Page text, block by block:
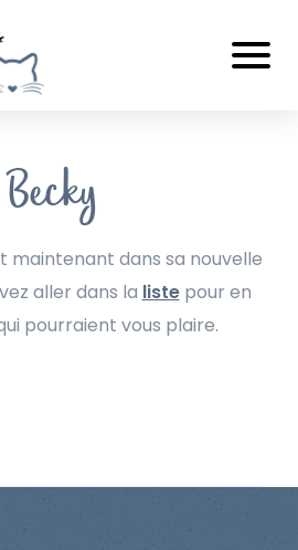
Becky
maintenant dans sa nouvelle
aller dans la listepour en
pourraient vous plaire.